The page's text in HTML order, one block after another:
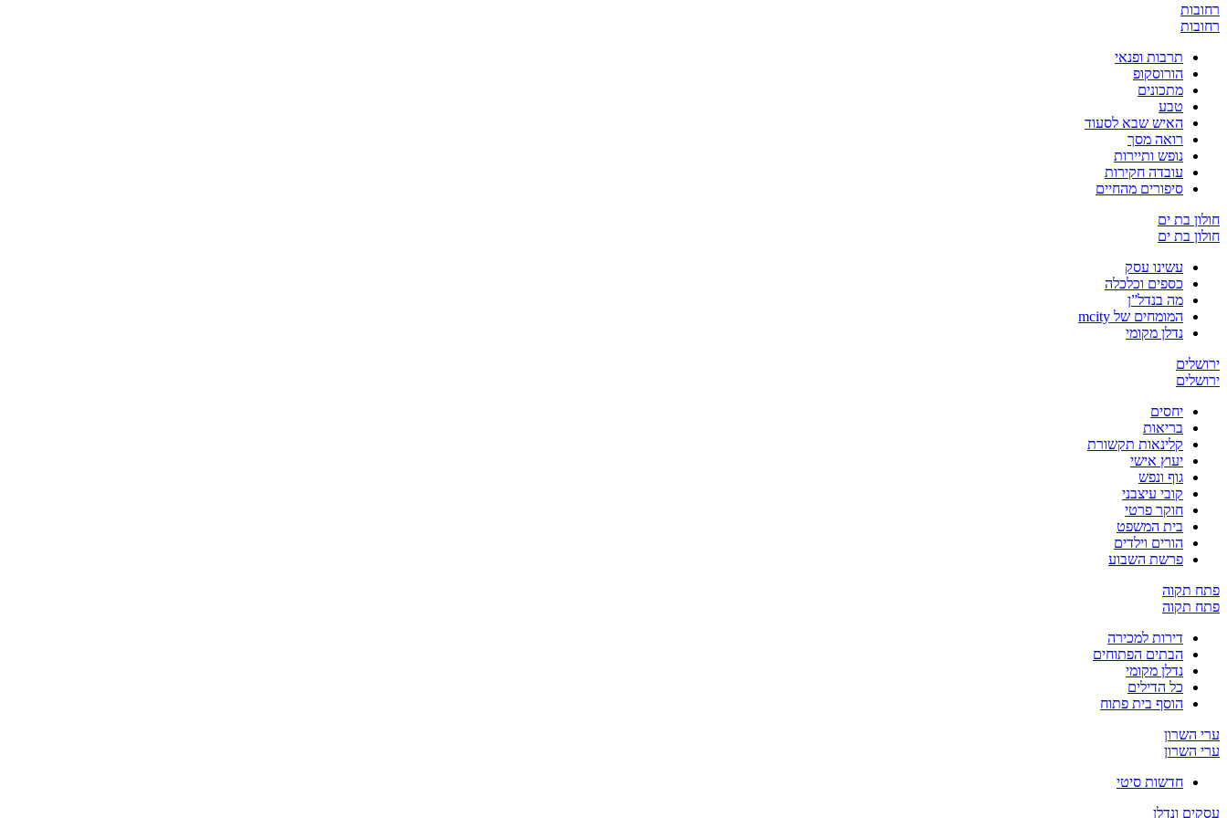
רחובות
רחובות
תרבות ופנאי
הורוסקופ
מתכונים
טבע
האיש שבא לסעוד
רואה מסך
נופש ותיירות
עובדה חקירות
סיפורים מהחיים
חולון בת ים
חולון בת ים
עשינו עסק
כספים וכלכלה
מה בנדל”ן
המומחים של mcity
נדלן מקומי
ירושלים
ירושלים
יחסים
בריאות
קלינאות תקשורת
יעוץ אישי
גוף ונפש
קובי עיצבני
חוקר פרטי
בית המשפט
הורים וילדים
פרשת השבוע
פתח תקוה
פתח תקוה
דירות למכירה
הבתים הפתוחים
נדלן מקומי
כל הדילים
הוסף בית פתוח
ערי השרון
ערי השרון
חדשות סיטי
עסקים ונדלן